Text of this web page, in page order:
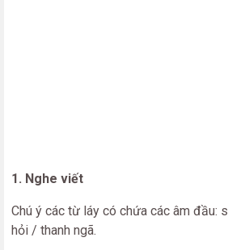
1. Nghe viết
Chú ý các từ láy có chứa các âm đầu:
hỏi / thanh ngã.